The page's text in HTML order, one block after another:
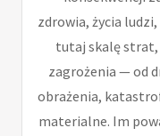
zdrowia, życia
tutaj skalę strat,
zagrożenia — od
obrażenia,
materialne. Im